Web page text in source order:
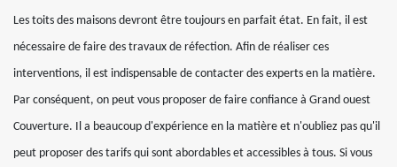
Les toits des maisons devront être toujours en parfait état. En fait, il est
nécessaire de faire des travaux de réfection. Afin de réaliser ces
interventions, il est indispensable de contacter des experts en la matière.
Par conséquent, on peut vous proposer de faire confiance à Grand ouest
Couverture. Il a beaucoup d'expérience en la matière et n'oubliez pas qu'il
peut proposer des tarifs qui sont abordables et accessibles à tous. Si vous